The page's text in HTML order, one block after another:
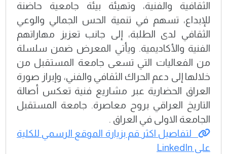
الثقافية والفنية، وتهيئة بيئة جامعية حاضنة
للإبداع، تسهم في تنمية الحس الجمالي والوعي
الثقافي لدى الطلبة، إلى جانب تعزيز مهاراتهم
الفنية والأكاديمية. ويأتي المعرض ضمن سلسلة
من الفعاليات التي تسعى جامعة المستقبل من
خلالها إلى دعم الحراك الثقافي والفني، وإبراز صورة
العراق الحضارية عبر مشاريع فنية تعكس أصالة
التاريخ العراقي بروح معاصرة. جامعة المستقبل
الجامعة الاولى في العراق .
لتفاصيل اكثر قم بزيارة الموقع الرسمي للكلية
على LinkedIn